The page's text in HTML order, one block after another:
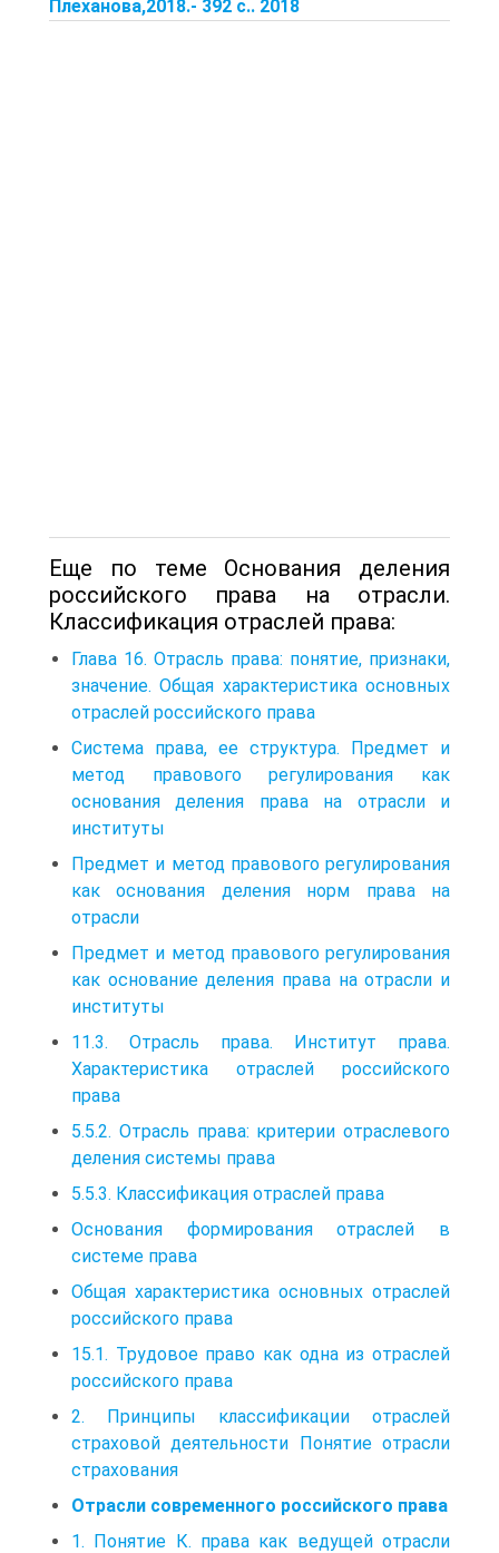
Плеханова,2018.- 392 с.. 2018
Еще по теме Основания деления
российского права на отрасли.
Классификация отраслей права:
Глава 16. Отрасль права: понятие, признаки,
значение. Общая характеристика основных
отраслей российского права
Система права, ее структура. Предмет и
метод правового регулирования как
основания деления права на отрасли и
институты
Предмет и метод правового регулирования
как основания деления норм права на
отрасли
Предмет и метод правового регулирования
как основание деления права на отрасли и
институты
11.3. Отрасль права. Институт права.
Характеристика отраслей российского
права
5.5.2. Отрасль права: критерии отраслевого
деления системы права
5.5.3. Классификация отраслей права
Основания формирования отраслей в
системе права
Общая характеристика основных отраслей
российского права
15.1. Трудовое право как одна из отраслей
российского права
2. Принципы классификации отраслей
страховой деятельности Понятие отрасли
страхования
Отрасли современного российского права
1. Понятие К. права как ведущей отрасли